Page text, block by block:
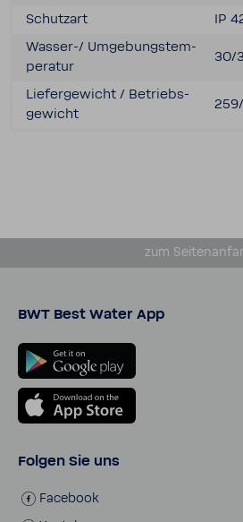
Schutzart
IP
Wasser-​/ Umge­bungs­tem­
pe­ratur
30/
Liefer­ge­wicht / Betriebs­
ge­wicht
zum
BWT Best Water App
Folgen Sie uns
Face­book